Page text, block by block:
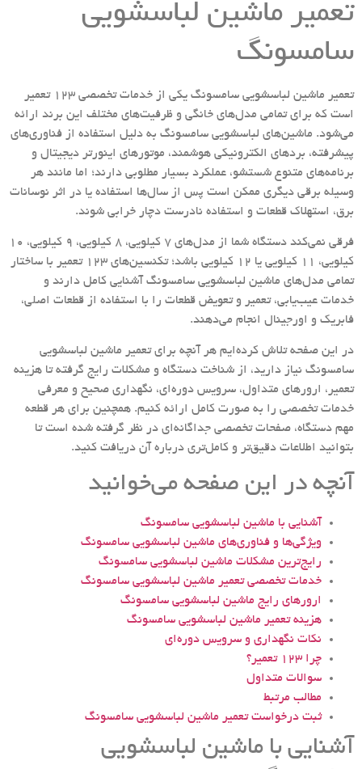
تعمیر ماشین لباسشویی
سامسونگ
تعمیر ماشین لباسشویی سامسونگ یکی از خدمات تخصصی 123 تعمیر
است که برای تمامی مدل‌های خانگی و ظرفیت‌های مختلف این برند ارائه
می‌شود. ماشین‌های لباسشویی سامسونگ به دلیل استفاده از فناوری‌های
پیشرفته، بردهای الکترونیکی هوشمند، موتورهای اینورتر دیجیتال و
برنامه‌های متنوع شستشو، عملکرد بسیار مطلوبی دارند؛ اما مانند هر
وسیله برقی دیگری ممکن است پس از سال‌ها استفاده یا در اثر نوسانات
برق، استهلاک قطعات و استفاده نادرست دچار خرابی شوند.
فرقی نمی‌کند دستگاه شما از مدل‌های ۷ کیلویی، ۸ کیلویی، ۹ کیلویی، ۱۰
کیلویی، ۱۱ کیلویی یا ۱۲ کیلویی باشد؛ تکنسین‌های 123 تعمیر با ساختار
تمامی مدل‌های ماشین لباسشویی سامسونگ آشنایی کامل دارند و
خدمات عیب‌یابی، تعمیر و تعویض قطعات را با استفاده از قطعات اصلی،
فابریک و اورجینال انجام می‌دهند.
در این صفحه تلاش کرده‌ایم هر آنچه برای تعمیر ماشین لباسشویی
سامسونگ نیاز دارید، از شناخت دستگاه و مشکلات رایج گرفته تا هزینه
تعمیر، ارورهای متداول، سرویس دوره‌ای، نگهداری صحیح و معرفی
خدمات تخصصی را به صورت کامل ارائه کنیم. همچنین برای هر قطعه
مهم دستگاه، صفحات تخصصی جداگانه‌ای در نظر گرفته شده است تا
بتوانید اطلاعات دقیق‌تر و کامل‌تری درباره آن دریافت کنید.
آنچه در این صفحه می‌خوانید
آشنایی با ماشین لباسشویی سامسونگ
ویژگی‌ها و فناوری‌های ماشین لباسشویی سامسونگ
رایج‌ترین مشکلات ماشین لباسشویی سامسونگ
خدمات تخصصی تعمیر ماشین لباسشویی سامسونگ
ارورهای رایج ماشین لباسشویی سامسونگ
هزینه تعمیر ماشین لباسشویی سامسونگ
نکات نگهداری و سرویس دوره‌ای
چرا 123 تعمیر؟
سوالات متداول
مطالب مرتبط
ثبت درخواست تعمیر ماشین لباسشویی سامسونگ
آشنایی با ماشین لباسشویی